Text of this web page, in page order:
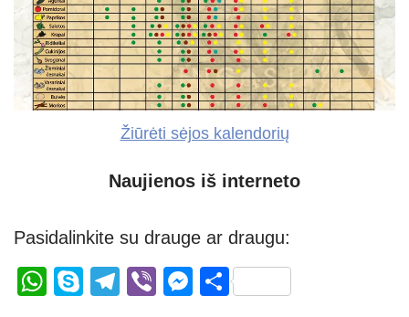
Žiūrėti sėjos kalendorių
Naujienos iš interneto
Pasidalinkite su drauge ar draugu:
W
S
T
Vi
M S